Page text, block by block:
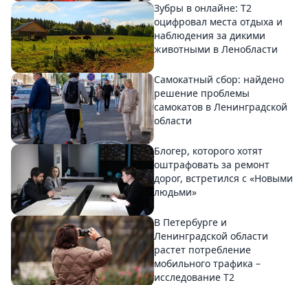
Зубры в онлайне: Т2
оцифровал места отдыха и
наблюдения за дикими
животными в Ленобласти
Самокатный сбор: найдено
решение проблемы
самокатов в Ленинградской
области
Блогер, которого хотят
оштрафовать за ремонт
дорог, встретился с «Новыми
людьми»
В Петербурге и
Ленинградской области
растет потребление
мобильного трафика –
исследование T2